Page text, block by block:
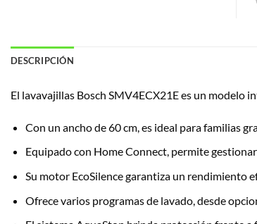
DESCRIPCIÓN
El lavavajillas Bosch SMV4ECX21E es un modelo
Con un ancho de 60 cm, es ideal para familias
Equipado con Home Connect, permite
Su motor EcoSilence garantiza un rendimiento
Ofrece varios programas de lavado, desde